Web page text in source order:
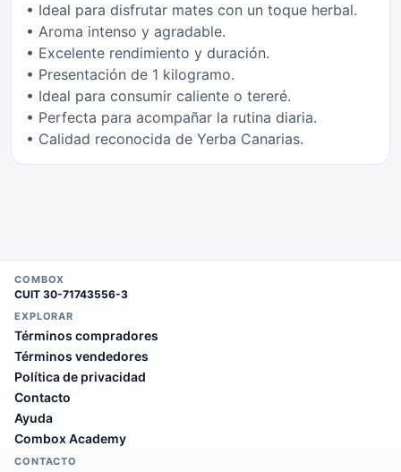
• Ideal para disfrutar mates con un toque herbal.
• Aroma intenso y agradable.
• Excelente rendimiento y duración.
• Presentación de 1 kilogramo.
• Ideal para consumir caliente o tereré.
• Perfecta para acompañar la rutina diaria.
• Calidad reconocida de Yerba Canarias.
COMBOX
CUIT 30-71743556-3
EXPLORAR
Términos compradores
Términos vendedores
Política de privacidad
Contacto
Ayuda
Combox Academy
CONTACTO